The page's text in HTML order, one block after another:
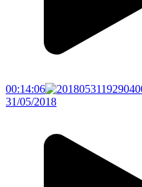
00:14:06
31/05/2018